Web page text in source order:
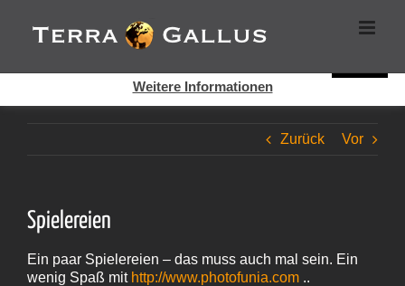
Inhalt
springen
Zurück Vor
Spielereien
Ein paar Spielereien – das muss auch mal sein. Ein
wenig Spaß mit http://www.photofunia.com ..
Cookies helfen auf auf dieser Seite bei der Bereitstellung der
Dienste. Durch die Nutzung dieser Webseite erklären Sie sich
Weitere Informationen